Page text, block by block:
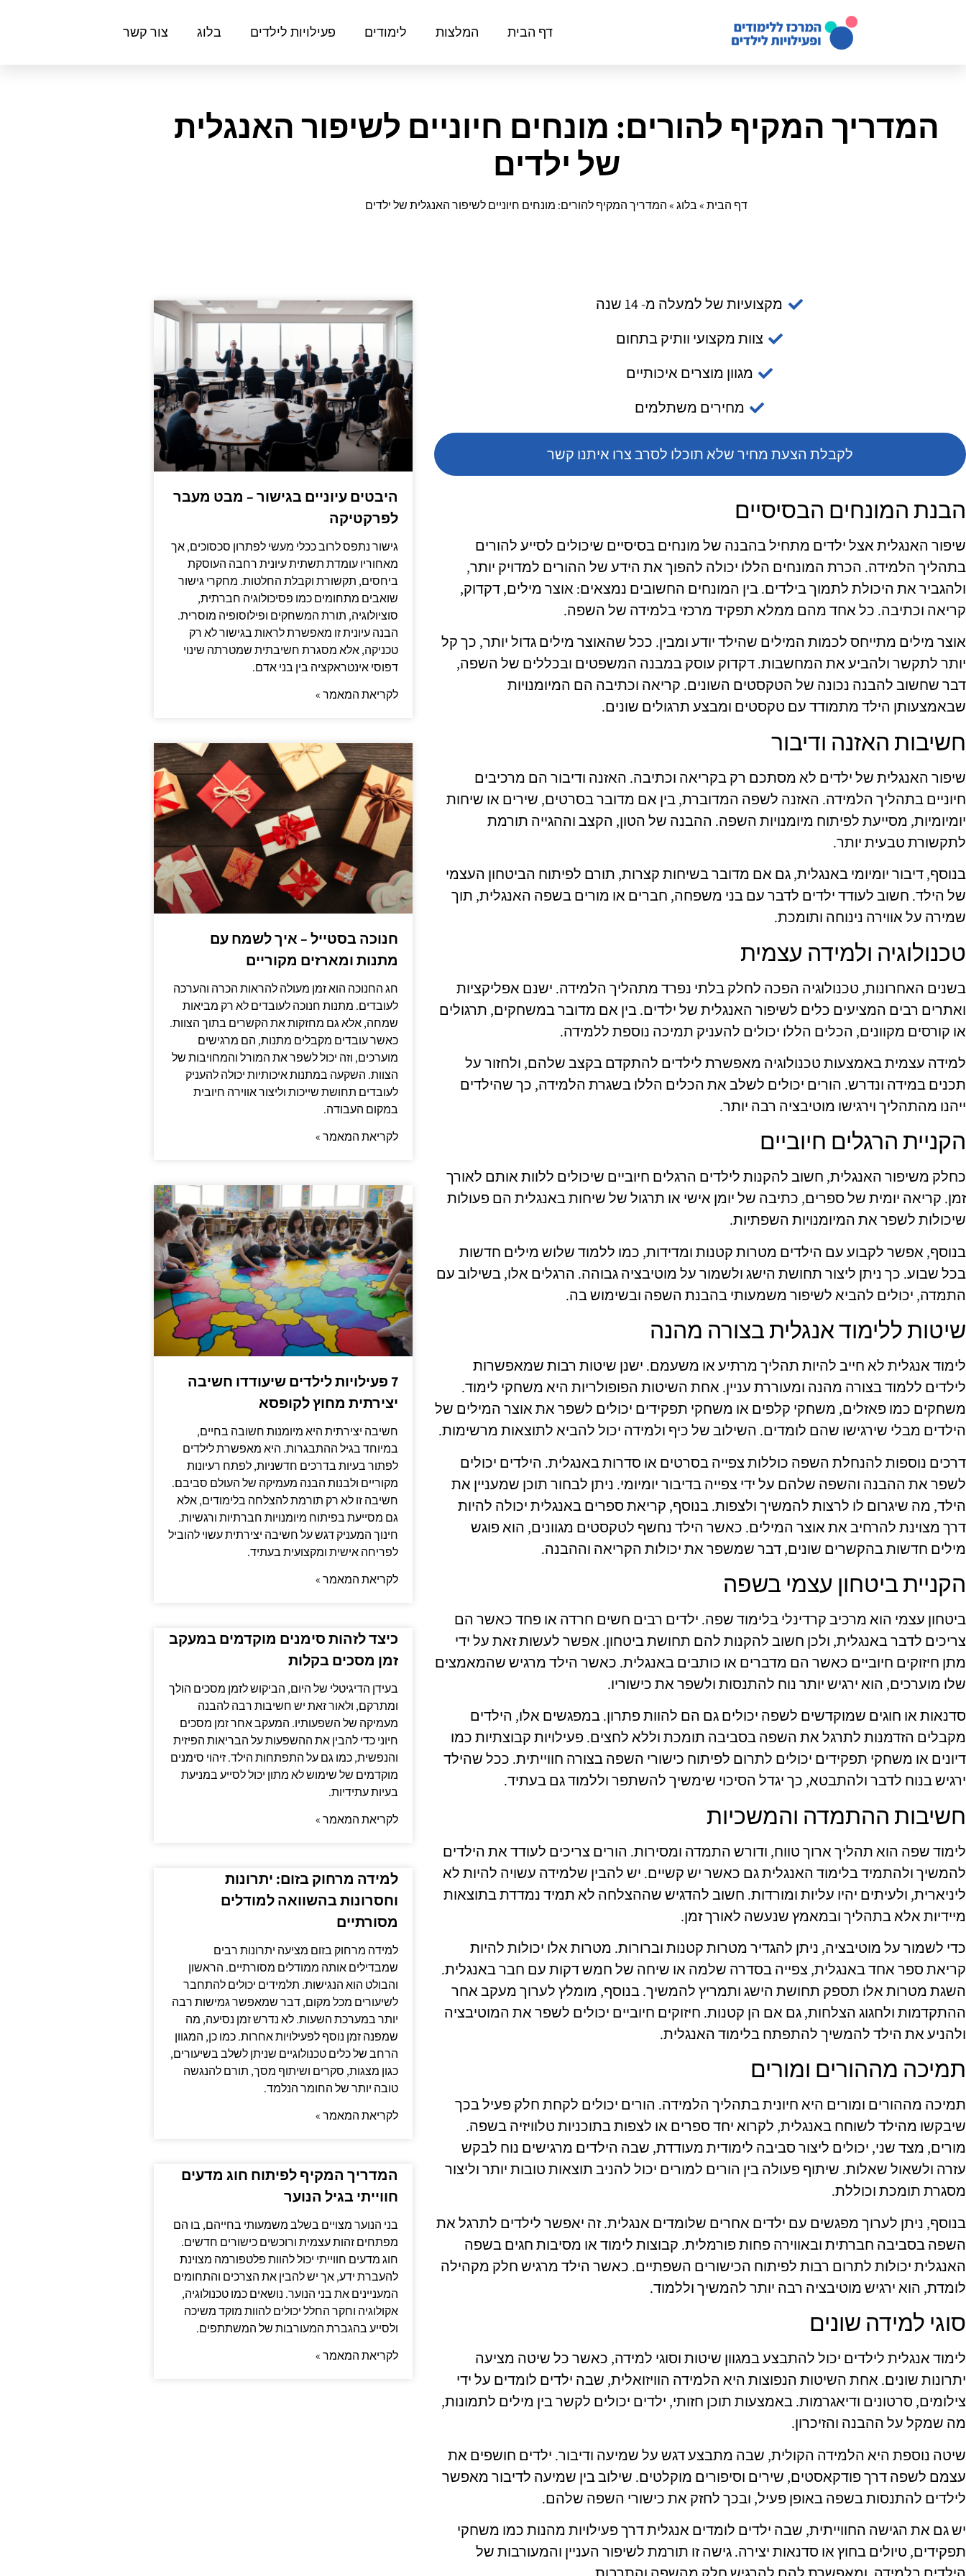
דף הבית המלצות לימודים פעילויות לילדים בלוג צור קשר
המדריך המקיף להורים: מונחים חיוניים לשיפור האנגלית
של ילדים
דף הבית»בלוג»המדריך המקיף להורים: מונחים חיוניים לשיפור האנגלית של ילדים
מקצועיות של למעלה מ- 14 שנה
צוות מקצועי וותיק בתחום
מגוון מוצרים איכותיים
מחירים משתלמים
לקבלת הצעת מחיר שלא תוכלו לסרב צרו איתנו קשר
הבנת המונחים הבסיסיים
שיפור האנגלית אצל ילדים מתחיל בהבנה של מונחים בסיסיים שיכולים לסייע להורים
בתהליך הלמידה. הכרת המונחים הללו יכולה להפוך את הידע של ההורים למדויק יותר,
ולהגביר את היכולת לתמוך בילדים. בין המונחים החשובים נמצאים: אוצר מילים, דקדוק,
קריאה וכתיבה. כל אחד מהם ממלא תפקיד מרכזי בלמידה של השפה.
אוצר מילים מתייחס לכמות המילים שהילד יודע ומבין. ככל שהאוצר מילים גדול יותר, כך קל
יותר לתקשר ולהביע את המחשבות. דקדוק עוסק במבנה המשפטים ובכללים של השפה,
דבר שחשוב להבנה נכונה של הטקסטים השונים. קריאה וכתיבה הם המיומנויות
שבאמצעותן הילד מתמודד עם טקסטים ומבצע תרגולים שונים.
חשיבות האזנה ודיבור
שיפור האנגלית של ילדים לא מסתכם רק בקריאה וכתיבה. האזנה ודיבור הם מרכיבים
חיוניים בתהליך הלמידה. האזנה לשפה המדוברת, בין אם מדובר בסרטים, שירים או שיחות
יומיומיות, מסייעת לפיתוח מיומנויות השפה. ההבנה של הטון, הקצב וההגייה תורמת
לתקשורת טבעית יותר.
בנוסף, דיבור יומיומי באנגלית, גם אם מדובר בשיחות קצרות, תורם לפיתוח הביטחון העצמי
של הילד. חשוב לעודד ילדים לדבר עם בני משפחה, חברים או מורים בשפה האנגלית, תוך
שמירה על אווירה נינוחה ותומכת.
טכנולוגיה ולמידה עצמית
בשנים האחרונות, טכנולוגיה הפכה לחלק בלתי נפרד מתהליך הלמידה. ישנם אפליקציות
ואתרים רבים המציעים כלים לשיפור האנגלית של ילדים. בין אם מדובר במשחקים, תרגולים
או קורסים מקוונים, הכלים הללו יכולים להעניק תמיכה נוספת ללמידה.
למידה עצמית באמצעות טכנולוגיה מאפשרת לילדים להתקדם בקצב שלהם, ולחזור על
תכנים במידה ונדרש. הורים יכולים לשלב את הכלים הללו בשגרת הלמידה, כך שהילדים
ייהנו מהתהליך וירגישו מוטיבציה רבה יותר.
הקניית הרגלים חיוביים
כחלק משיפור האנגלית, חשוב להקנות לילדים הרגלים חיוביים שיכולים ללוות אותם לאורך
זמן. קריאה יומית של ספרים, כתיבה של יומן אישי או תרגול של שיחות באנגלית הם פעולות
שיכולות לשפר את המיומנויות השפתיות.
בנוסף, אפשר לקבוע עם הילדים מטרות קטנות ומדידות, כמו ללמוד שלוש מילים חדשות
בכל שבוע. כך ניתן ליצור תחושת הישג ולשמור על מוטיבציה גבוהה. הרגלים אלו, בשילוב עם
התמדה, יכולים להביא לשיפור משמעותי בהבנת השפה ובשימוש בה.
שיטות ללימוד אנגלית בצורה מהנה
לימוד אנגלית לא חייב להיות תהליך מרתיע או משעמם. ישנן שיטות רבות שמאפשרות
לילדים ללמוד בצורה מהנה ומעוררת עניין. אחת השיטות הפופולריות היא משחקי לימוד.
משחקים כמו פאזלים, משחקי קלפים או משחקי תפקידים יכולים לשפר את אוצר המילים של
הילדים מבלי שירגישו שהם לומדים. השילוב של כיף ולמידה יכול להביא לתוצאות מרשימות.
דרכים נוספות להנחלת השפה כוללות צפייה בסרטים או סדרות באנגלית. הילדים יכולים
לשפר את ההבנה והשפה שלהם על ידי צפייה בדיבור יומיומי. ניתן לבחור תוכן שמעניין את
הילד, מה שיגרום לו לרצות להמשיך ולצפות. בנוסף, קריאת ספרים באנגלית יכולה להיות
דרך מצוינת להרחיב את אוצר המילים. כאשר הילד נחשף לטקסטים מגוונים, הוא פוגש
מילים חדשות בהקשרים שונים, דבר שמשפר את יכולות הקריאה וההבנה.
הקניית ביטחון עצמי בשפה
ביטחון עצמי הוא מרכיב קרדינלי בלימוד שפה. ילדים רבים חשים חרדה או פחד כאשר הם
צריכים לדבר באנגלית, ולכן חשוב להקנות להם תחושת ביטחון. אפשר לעשות זאת על ידי
מתן חיזוקים חיוביים כאשר הם מדברים או כותבים באנגלית. כאשר הילד מרגיש שהמאמצים
שלו מוערכים, הוא ירגיש יותר נוח להתנסות ולשפר את כישוריו.
סדנאות או חוגים שמוקדשים לשפה יכולים גם הם להוות פתרון. במפגשים אלו, הילדים
מקבלים הזדמנות לתרגל את השפה בסביבה תומכת וללא לחצים. פעילויות קבוצתיות כמו
דיונים או משחקי תפקידים יכולים לתרום לפיתוח כישורי השפה בצורה חווייתית. ככל שהילד
ירגיש בנוח לדבר ולהתבטא, כך יגדל הסיכוי שימשיך להשתפר וללמוד גם בעתיד.
חשיבות ההתמדה והמשכיות
לימוד שפה הוא תהליך ארוך טווח, ודורש התמדה ומסירות. הורים צריכים לעודד את הילדים
להמשיך ולהתמיד בלימוד האנגלית גם כאשר יש קשיים. יש להבין שלמידה עשויה להיות לא
ליניארית, ולעיתים יהיו עליות ומורדות. חשוב להדגיש שההצלחה לא תמיד נמדדת בתוצאות
מיידיות אלא בתהליך ובמאמץ שנעשה לאורך זמן.
כדי לשמור על מוטיבציה, ניתן להגדיר מטרות קטנות וברורות. מטרות אלו יכולות להיות
קריאת ספר אחד באנגלית, צפייה בסדרה שלמה או שיחה של חמש דקות עם חבר באנגלית.
השגת מטרות אלו תספק תחושת הישג ותמריץ להמשיך. בנוסף, מומלץ לערוך מעקב אחר
ההתקדמות ולחגוג הצלחות, גם אם הן קטנות. חיזוקים חיוביים יכולים לשפר את המוטיבציה
ולהניע את הילד להמשיך להתפתח בלימוד האנגלית.
תמיכה מההורים ומורים
תמיכה מההורים ומורים היא חיונית בתהליך הלמידה. הורים יכולים לקחת חלק פעיל בכך
שיבקשו מהילד לשוחח באנגלית, לקרוא יחד ספרים או לצפות בתוכניות טלוויזיה בשפה.
מורים, מצד שני, יכולים ליצור סביבה לימודית מעודדת, שבה הילדים מרגישים נוח לבקש
עזרה ולשאול שאלות. שיתוף פעולה בין הורים למורים יכול להניב תוצאות טובות יותר וליצור
מסגרת תומכת וכוללת.
בנוסף, ניתן לערוך מפגשים עם ילדים אחרים שלומדים אנגלית. זה יאפשר לילדים לתרגל את
השפה בסביבה חברתית ובאווירה פחות פורמלית. קבוצות לימוד או מסיבות חגים בשפה
האנגלית יכולות לתרום רבות לפיתוח הכישורים השפתיים. כאשר הילד מרגיש חלק מקהילה
לומדת, הוא ירגיש מוטיבציה רבה יותר להמשיך וללמוד.
סוגי למידה שונים
לימוד אנגלית לילדים יכול להתבצע במגוון שיטות וסוגי למידה, כאשר כל שיטה מציעה
יתרונות שונים. אחת השיטות הנפוצות היא הלמידה הוויזואלית, שבה ילדים לומדים על ידי
צילומים, סרטונים ודיאגרמות. באמצעות תוכן חזותי, ילדים יכולים לקשר בין מילים לתמונות,
מה שמקל על ההבנה והזיכרון.
שיטה נוספת היא הלמידה הקולית, שבה מתבצע דגש על שמיעה ודיבור. ילדים חושפים את
עצמם לשפה דרך פודקאסטים, שירים וסיפורים מוקלטים. שילוב בין שמיעה לדיבור מאפשר
לילדים להתנסות בשפה באופן פעיל, ובכך לחזק את כישורי השפה שלהם.
יש גם את הגישה החווייתית, שבה ילדים לומדים אנגלית דרך פעילויות מהנות כמו משחקי
תפקידים, טיולים בחוץ או סדנאות יצירה. גישה זו תורמת לשיפור העניין והמעורבות של
היבטים עיוניים בגישור – מבט מעבר
לפרקטיקה
גישור נתפס לרוב ככלי מעשי לפתרון סכסוכים, אך
מאחוריו עומדת תשתית עיונית רחבה העוסקת
ביחסים, תקשורת וקבלת החלטות. מחקרי גישור
שואבים מתחומים כמו פסיכולוגיה חברתית,
סוציולוגיה, תורת המשחקים ופילוסופיה מוסרית.
הבנה עיונית זו מאפשרת לראות בגישור לא רק
טכניקה, אלא מסגרת חשיבתית שמטרתה שינוי
דפוסי אינטראקציה בין בני אדם.
לקריאת המאמר »
חנוכה בסטייל – איך לשמח עם
מתנות ומארזים מקוריים
חג החנוכה הוא זמן מעולה להראות הכרה והערכה
לעובדים. מתנות חנוכה לעובדים לא רק מביאות
שמחה, אלא גם מחזקות את הקשרים בתוך הצוות.
כאשר עובדים מקבלים מתנות, הם מרגישים
מוערכים, וזה יכול לשפר את המורל והמחויבות של
הצוות. השקעה במתנות איכותיות יכולה להעניק
לעובדים תחושת שייכות וליצור אווירה חיובית
במקום העבודה.
לקריאת המאמר »
7 פעילויות לילדים שיעודדו חשיבה
יצירתית מחוץ לקופסא
חשיבה יצירתית היא מיומנות חשובה בחיים,
במיוחד בגיל ההתבגרות. היא מאפשרת לילדים
לפתור בעיות בדרכים חדשניות, לפתח רעיונות
מקוריים ולבנות הבנה מעמיקה של העולם סביבם.
חשיבה זו לא רק תורמת להצלחה בלימודים, אלא
גם מסייעת בפיתוח מיומנויות חברתיות ורגשיות.
חינוך המעניק דגש על חשיבה יצירתית עשוי להוביל
לפריחה אישית ומקצועית בעתיד.
לקריאת המאמר »
כיצד לזהות סימנים מוקדמים במעקב
זמן מסכים בקלות
בעידן הדיגיטלי של היום, הביקוש לזמן מסכים הולך
ומתרקם, ולאור זאת יש חשיבות רבה להבנה
מעמיקה של השפעותיו. המעקב אחר זמן מסכים
חיוני כדי להבין את ההשפעות על הבריאות הפיזית
והנפשית, כמו גם על התפתחות הילד. זיהוי סימנים
מוקדמים של שימוש לא מתון יכול לסייע במניעת
בעיות עתידיות.
לקריאת המאמר »
למידה מרחוק בזום: יתרונות
וחסרונות בהשוואה למודלים
מסורתיים
למידה מרחוק בזום מציעה יתרונות רבים
שמבדילים אותה ממודלים מסורתיים. הראשון
והבולט הוא הנגישות. תלמידים יכולים להתחבר
לשיעורים מכל מקום, דבר שמאפשר גמישות רבה
יותר במערכת השעות. לא נדרש זמן נסיעה, מה
שמפנה זמן נוסף לפעילויות אחרות. כמו כן, המגוון
הרחב של כלים טכנולוגיים שניתן לשלב בשיעורים,
כגון מצגות, סקרים ושיתוף מסך, תורם להנגשה
טובה יותר של החומר הנלמד.
לקריאת המאמר »
המדריך המקיף לפיתוח חוג מדעים
חווייתי בגיל הנוער
בני הנוער מצויים בשלב משמעותי בחייהם, בו הם
מפתחים זהות עצמית ורוכשים כישורים חדשים.
חוג מדעים חווייתי יכול להוות פלטפורמה מצוינת
להעברת ידע, אך יש להבין את הצרכים והתחומים
המעניינים את בני הנוער. נושאים כמו טכנולוגיה,
אקולוגיה וחקר החלל יכולים להוות מוקד משיכה
ולסייע בהגברת המעורבות של המשתתפים.
לקריאת המאמר »